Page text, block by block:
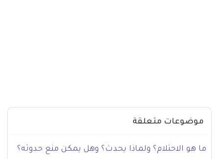
موضوعات متعلقة
ما هو الاحتلام؟ ولماذا يحدث؟ وهل يمكن منع حدوثه؟